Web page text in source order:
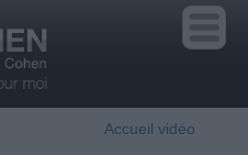
Accueil vidéo